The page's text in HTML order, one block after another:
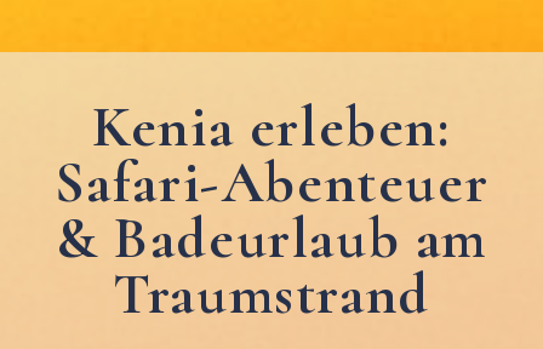
Kenia erleben:
Safari-Abenteuer
& Badeurlaub am
Traumstrand